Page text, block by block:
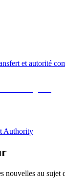
et autorité
Authority
au sujet